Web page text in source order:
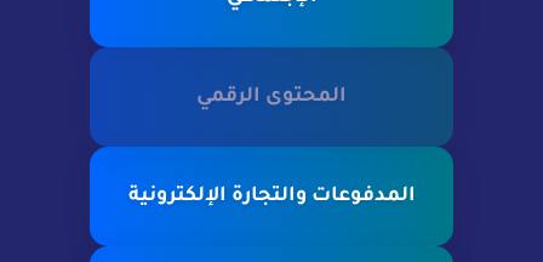
المحتوى الرقمي
المدفوعات والتجارة الإلكترونية